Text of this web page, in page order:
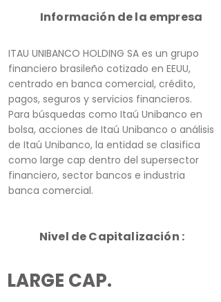
Información de la empresa
ITAU UNIBANCO HOLDING SA es un grupo
financiero brasileño cotizado en EEUU,
centrado en banca comercial, crédito,
pagos, seguros y servicios financieros.
Para búsquedas como Itaú Unibanco en
bolsa, acciones de Itaú Unibanco o análisis
de Itaú Unibanco, la entidad se clasifica
como large cap dentro del supersector
financiero, sector bancos e industria
banca comercial.
Nivel de Capitalización :
LARGE CAP.